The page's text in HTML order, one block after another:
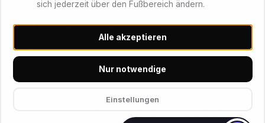
Lukas Wärner Technologie Services
Inhaber Lukas Wärner · Friedrich-Stoer-Straße 6 · 90537 Feucht
Systemstatus
vorbehalten
sich jederzeit über den Fußbereich ändern.
Alle akzeptieren
Nur notwendige
Einstellungen